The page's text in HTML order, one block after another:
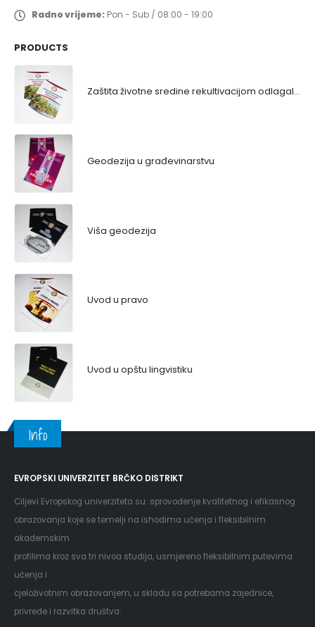
Radno vrijeme: Pon - Sub / 08:00 - 19:00
PRODUCTS
Zaštita životne sredine rekultivacijom odlagališta
Geodezija u građevinarstvu
Viša geodezija
Uvod u pravo
Uvod u opštu lingvistiku
Info
EVROPSKI UNIVERZITET BRČKO DISTRIKT
Ciljevi Evropskog univerziteta su: sprovođenje kvalitetnog i efikasnog
obrazovanja koje se temelji na ishodima učenja i fleksibilnim
akademskim
profilima kroz sva tri nivoa studija, usmjereno fleksibilnim putevima
učenja i
cjeloživotnim obrazovanjem, u skladu sa potrebama zajednice,
privrede i razvitka društva.